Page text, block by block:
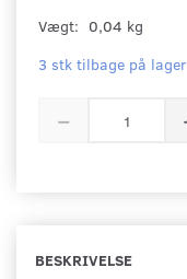
Vægt: 0,04 kg
3 stk tilbage på lager
BESKRIVELSE